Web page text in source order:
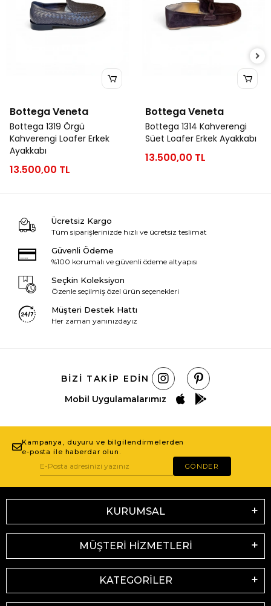
Bottega Veneta
Bottega 1319 Örgü
Kahverengi Loafer Erkek
Ayakkabı
13.500,00 TL
Bottega Veneta
Bottega 1314 Kahverengi
Süet Loafer Erkek Ayakkabı
13.500,00 TL
Ücretsiz Kargo
Tüm siparişlerinizde hızlı ve ücretsiz teslimat
Güvenli Ödeme
%100 korumalı ve güvenli ödeme altyapısı
Seçkin Koleksiyon
Özenle seçilmiş özel ürün seçenekleri
Müşteri Destek Hattı
Her zaman yanınızdayız
BIZI TAKIP EDIN
Mobil Uygulamalarımız
Kampanya, duyuru ve bilgilendirmelerden
e-posta ile haberdar olun.
GÖNDER
KURUMSAL
MÜŞTERİ HİZMETLERİ
KATEGORİLER